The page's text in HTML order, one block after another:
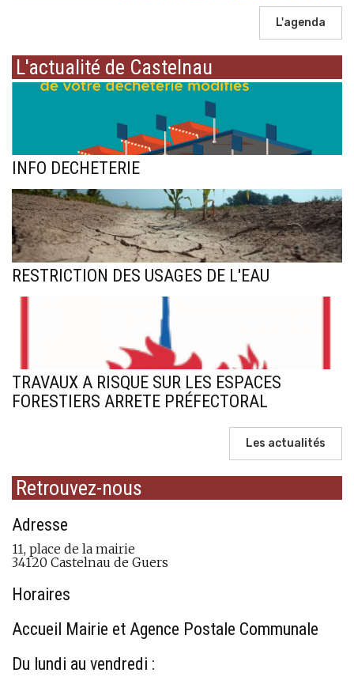
L'agenda
L'actualité de Castelnau
INFO DECHETERIE
RESTRICTION DES USAGES DE L'EAU
TRAVAUX A RISQUE SUR LES ESPACES
FORESTIERS ARRETE PRÉFECTORAL
Les actualités
Retrouvez-nous
Adresse
11, place de la mairie
34120 Castelnau de Guers
Horaires
Accueil Mairie et Agence Postale Communale
Du lundi au vendredi :